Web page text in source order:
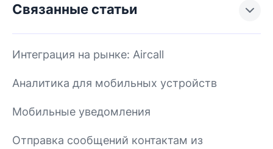
Связанные статьи
Интеграция на рынке: Aircall
Аналитика для мобильных устройств
Мобильные уведомления
Отправка сообщений контактам из